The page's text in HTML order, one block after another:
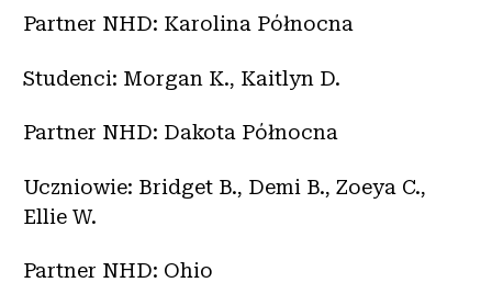
Partner NHD: Karolina Północna
Studenci: Morgan K., Kaitlyn D.
Partner NHD: Dakota Północna
Uczniowie: Bridget B., Demi B., Zoeya C.,
Ellie W.
Partner NHD: Ohio